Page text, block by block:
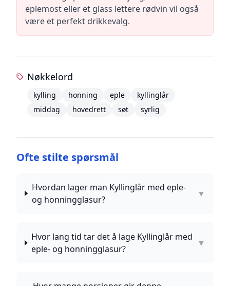
eplemost eller et glass lettere rødvin vil også
være et perfekt drikkevalg.
Nøkkelord
kylling honning eple
kyllinglår
middag
hovedrett søt syrlig
Ofte stilte spørsmål
Hvordan lager man Kyllinglår med eple-
og honningglasur?
▼
Hvor lang tid tar det å lage Kyllinglår med
eple- og honningglasur?
▼